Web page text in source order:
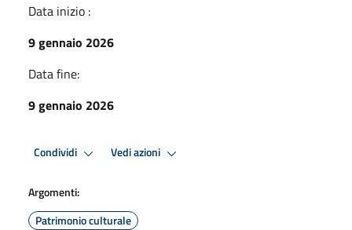
Data inizio :
9 gennaio 2026
Data fine:
9 gennaio 2026
Condividi Vedi azioni
Argomenti:
Patrimonio culturale